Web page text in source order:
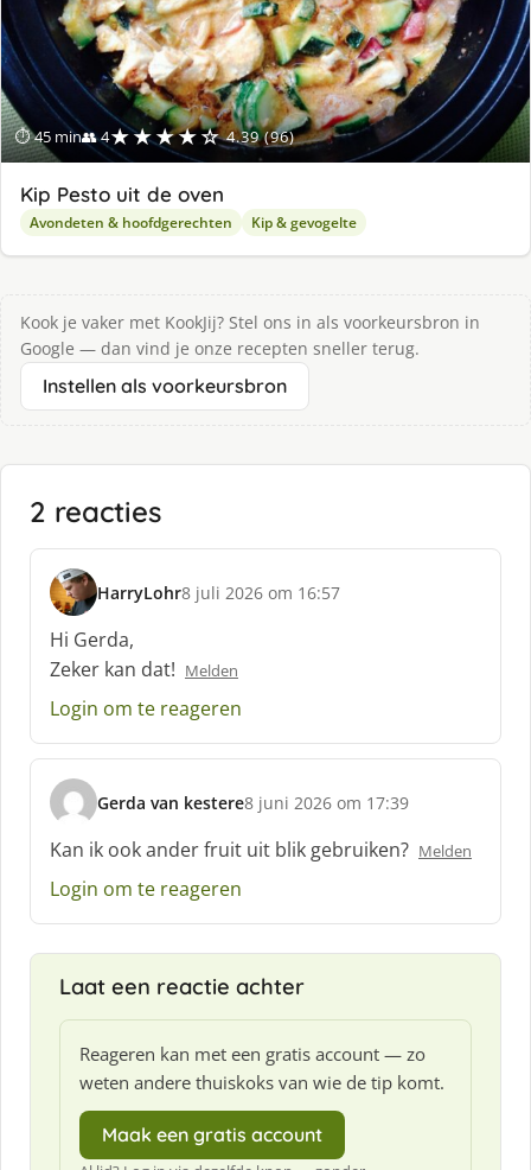
⏱ 45 min👥 4★★★★☆ 4.39 (96)
Kip Pesto uit de oven
Avondeten & hoofdgerechten Kip & gevogelte
Kook je vaker met KookJij? Stel ons in als voorkeursbron in
Google — dan vind je onze recepten sneller terug.
Instellen als voorkeursbron
2 reacties
HarryLohr
s
c
h
r
e
f
8 juli 2026 om 16:57
Hi Gerda,
Zeker kan dat! Melden
Login om te reageren
Gerda van kestere
s
c
h
r
8 juni 2026 om 17:39
Kan ik ook ander fruit uit blik gebruiken? Melden
Login om te reageren
Laat een reactie achter
Reageren kan met een gratis account — zo
weten andere thuiskoks van wie de tip komt.
Maak een gratis account